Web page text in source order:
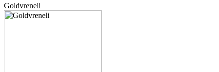
Goldvreneli